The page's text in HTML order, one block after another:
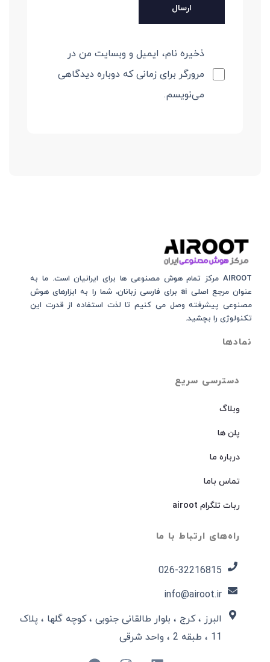
ذخیره نام، ایمیل و وبسایت من در
مرورگر برای زمانی که دوباره دیدگاهی
می‌نویسم.
دسترسی سریع
وبلاگ
پلن ها
درباره ما
تماس باما
ربات تلگرام airoot
راه‌های ارتباط با ما
026-32216815​
info@airoot.ir
البرز ، کرج ، بلوار طالقانی جنوبی ، کوچه گلها ، پلاک
11 ، طبقه 2 ، واحد شرقی
AIROOT مرکز تمام هوش مصنوعی‌‌‌ ها برای ایرانیان است. ما به
عنوان مرجع اصلی ai برای فارسی زبانان، شما را به ابزارهای هوش
مصنوعی پیشرفته وصل می کنیم تا لذت استفاده از قدرت این
تکنولوژی را بچشید.
نمادها